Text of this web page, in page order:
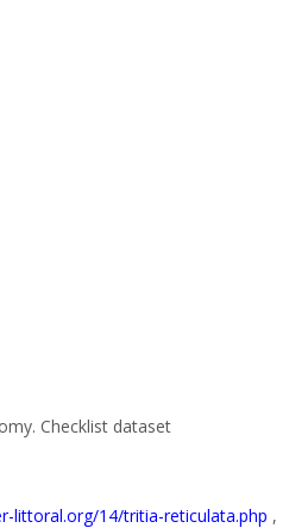
Checklist dataset
littoral.org/14/tritia-reticulata.php ,